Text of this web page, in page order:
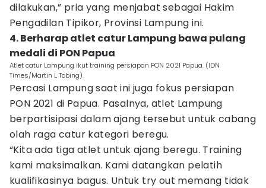
dilakukan,” pria yang menjabat sebagai Hakim
Pengadilan Tipikor, Provinsi Lampung ini.
4. Berharap atlet catur Lampung bawa pulang
medali di PON Papua
Atlet catur Lampung ikut training persiapan PON 2021 Papua. (IDN
Times/Martin L Tobing).
Percasi Lampung saat ini juga fokus persiapan
PON 2021 di Papua. Pasalnya, atlet Lampung
berpartisipasi dalam ajang tersebut untuk cabang
olah raga catur kategori beregu.
“Kita ada tiga atlet untuk ajang beregu. Training
kami maksimalkan. Kami datangkan pelatih
kualifikasinya bagus. Untuk try out memang tidak